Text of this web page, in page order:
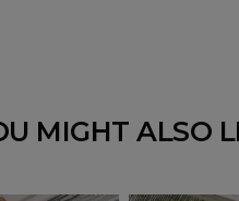
MIGHT ALSO